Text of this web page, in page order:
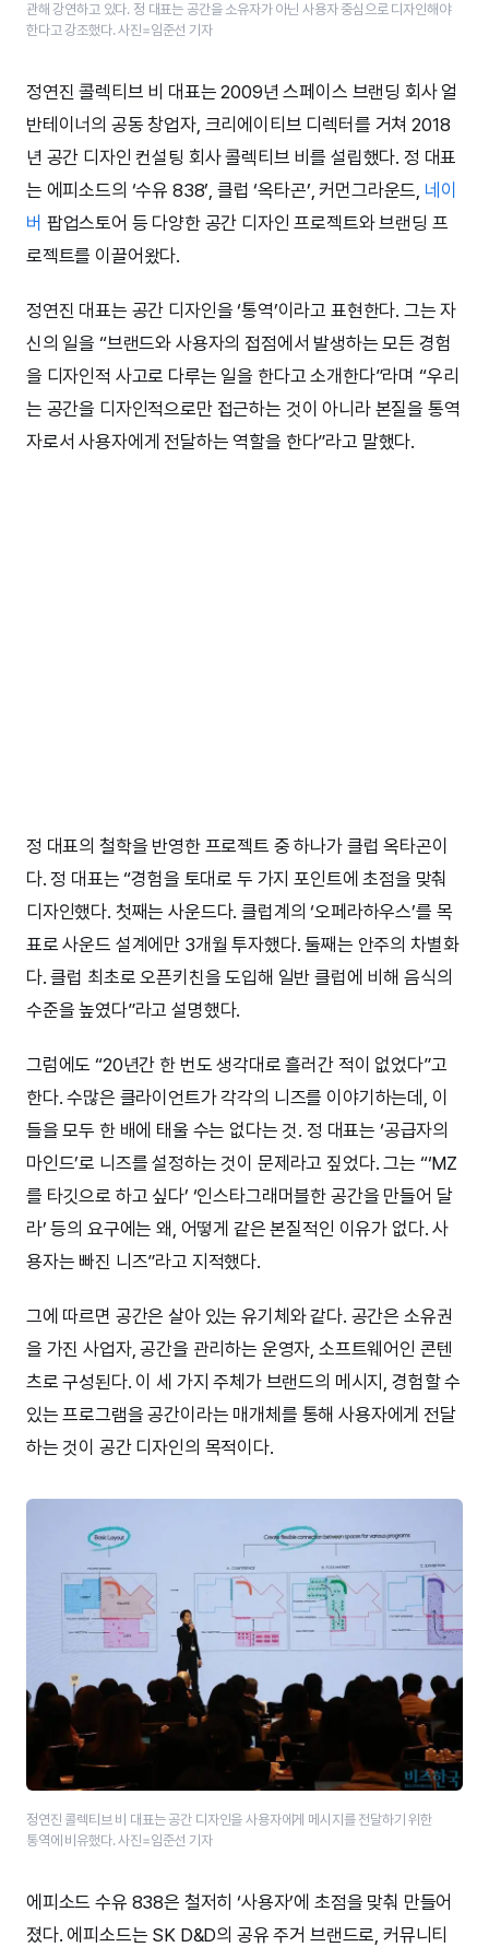
관해 강연하고 있다. 정 대표는 공간을 소유자가 아닌 사용자 중심으로 디자인해야
한다고 강조했다. 사진=임준선 기자
정연진 콜렉티브 비 대표는 2009년 스페이스 브랜딩 회사 얼
반테이너의 공동 창업자, 크리에이티브 디렉터를 거쳐 2018
년 공간 디자인 컨설팅 회사 콜렉티브 비를 설립했다. 정 대표
는 에피소드의 ‘수유 838’, 클럽 ‘옥타곤’, 커먼그라운드, 네이
버 팝업스토어 등 다양한 공간 디자인 프로젝트와 브랜딩 프
로젝트를 이끌어왔다.
정연진 대표는 공간 디자인을 ‘통역’이라고 표현한다. 그는 자
신의 일을 “브랜드와 사용자의 접점에서 발생하는 모든 경험
을 디자인적 사고로 다루는 일을 한다고 소개한다”라며 “우리
는 공간을 디자인적으로만 접근하는 것이 아니라 본질을 통역
자로서 사용자에게 전달하는 역할을 한다”라고 말했다.
정 대표의 철학을 반영한 프로젝트 중 하나가 클럽 옥타곤이
다. 정 대표는 “경험을 토대로 두 가지 포인트에 초점을 맞춰
디자인했다. 첫째는 사운드다. 클럽계의 ‘오페라하우스’를 목
표로 사운드 설계에만 3개월 투자했다. 둘째는 안주의 차별화
다. 클럽 최초로 오픈키친을 도입해 일반 클럽에 비해 음식의
수준을 높였다”라고 설명했다.
그럼에도 “20년간 한 번도 생각대로 흘러간 적이 없었다”고
한다. 수많은 클라이언트가 각각의 니즈를 이야기하는데, 이
들을 모두 한 배에 태울 수는 없다는 것. 정 대표는 ‘공급자의
마인드’로 니즈를 설정하는 것이 문제라고 짚었다. 그는 “‘MZ
를 타깃으로 하고 싶다’ ‘인스타그래머블한 공간을 만들어 달
라’ 등의 요구에는 왜, 어떻게 같은 본질적인 이유가 없다. 사
용자는 빠진 니즈”라고 지적했다.
그에 따르면 공간은 살아 있는 유기체와 같다. 공간은 소유권
을 가진 사업자, 공간을 관리하는 운영자, 소프트웨어인 콘텐
츠로 구성된다. 이 세 가지 주체가 브랜드의 메시지, 경험할 수
있는 프로그램을 공간이라는 매개체를 통해 사용자에게 전달
하는 것이 공간 디자인의 목적이다.
정연진 콜렉티브 비 대표는 공간 디자인을 사용자에게 메시지를 전달하기 위한
통역에 비유했다. 사진=임준선 기자
에피소드 수유 838은 철저히 ‘사용자’에 초점을 맞춰 만들어
졌다. 에피소드는 SK D&D의 공유 주거 브랜드로, 커뮤니티